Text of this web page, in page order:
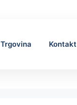
Trgovina Kontakt